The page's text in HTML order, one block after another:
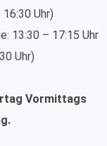
Uhr)
13:30 – 17:15 Uhr
Uhr)
Vormittags